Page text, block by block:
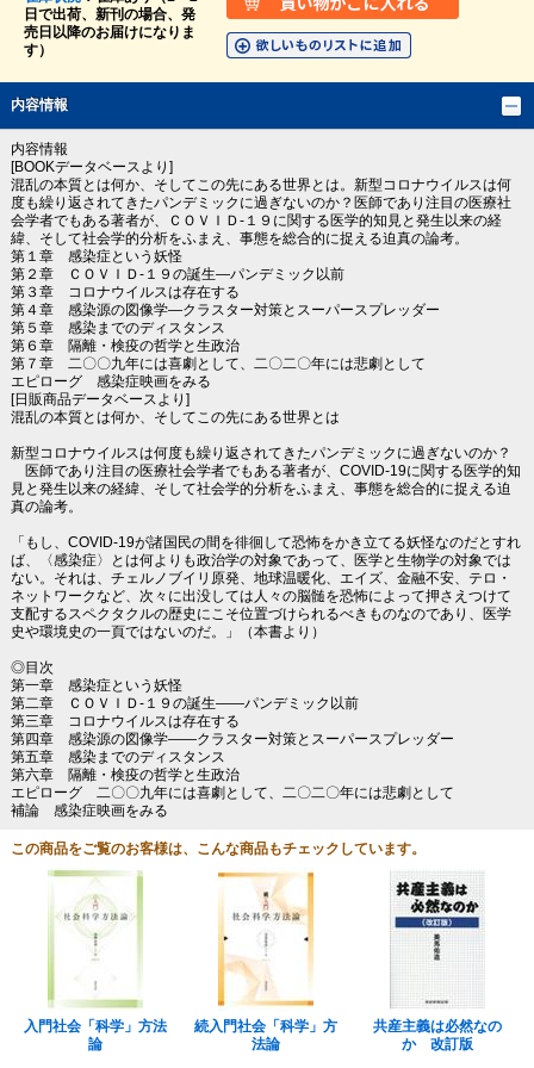
日で出荷、新刊の場合、発
売日以降のお届けになりま
す）
内容情報
内容情報
[BOOKデータベースより]
混乱の本質とは何か、そしてこの先にある世界とは。新型コロナウイルスは何
度も繰り返されてきたパンデミックに過ぎないのか？医師であり注目の医療社
会学者でもある著者が、ＣＯＶＩＤ‐１９に関する医学的知見と発生以来の経
緯、そして社会学的分析をふまえ、事態を総合的に捉える迫真の論考。
第１章 感染症という妖怪
第２章 ＣＯＶＩＤ‐１９の誕生―パンデミック以前
第３章 コロナウイルスは存在する
第４章 感染源の図像学―クラスター対策とスーパースプレッダー
第５章 感染までのディスタンス
第６章 隔離・検疫の哲学と生政治
第７章 二〇〇九年には喜劇として、二〇二〇年には悲劇として
エピローグ 感染症映画をみる
[日販商品データベースより]
混乱の本質とは何か、そしてこの先にある世界とは
新型コロナウイルスは何度も繰り返されてきたパンデミックに過ぎないのか？
医師であり注目の医療社会学者でもある著者が、COVID-19に関する医学的知
見と発生以来の経緯、そして社会学的分析をふまえ、事態を総合的に捉える迫
真の論考。
「もし、COVID-19が諸国民の間を徘徊して恐怖をかき立てる妖怪なのだとすれ
ば、〈感染症〉とは何よりも政治学の対象であって、医学と生物学の対象では
ない。それは、チェルノブイリ原発、地球温暖化、エイズ、金融不安、テロ・
ネットワークなど、次々に出没しては人々の脳髄を恐怖によって押さえつけて
支配するスペクタクルの歴史にこそ位置づけられるべきものなのであり、医学
史や環境史の一頁ではないのだ。」（本書より）
◎目次
第一章 感染症という妖怪
第二章 ＣＯＶＩＤ‐１９の誕生――パンデミック以前
第三章 コロナウイルスは存在する
第四章 感染源の図像学――クラスター対策とスーパースプレッダー
第五章 感染までのディスタンス
第六章 隔離・検疫の哲学と生政治
エピローグ 二〇〇九年には喜劇として、二〇二〇年には悲劇として
補論 感染症映画をみる
この商品をご覧のお客様は、こんな商品もチェックしています。
入門社会「科学」方法
論
続入門社会「科学」方
法論
共産主義は必然なの
か 改訂版